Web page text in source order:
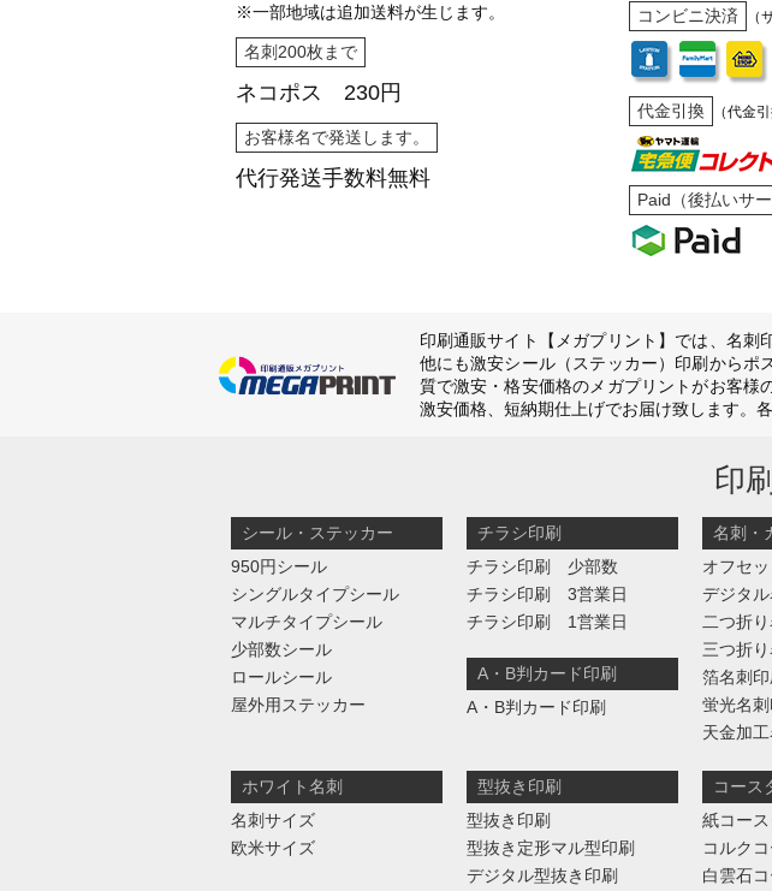
※一部地域は追加送料が生じます。
名刺200枚まで
ネコポス 230円
お客様名で発送します。
代行発送手数料無料
コンビニ決済 （
代金引換 （代金
Paid（後払いサー
印刷通販サイト【メガプリント】では、名刺
他にも激安シール（ステッカー）印刷からポ
質で激安・格安価格のメガプリントがお客様
激安価格、短納期仕上げでお届け致します。
印
シール・ステッカー
950円シール
シングルタイプシール
マルチタイプシール
少部数シール
ロールシール
屋外用ステッカー
チラシ印刷
チラシ印刷 少部数
チラシ印刷 3営業日
チラシ印刷 1営業日
A・B判カード印刷
A・B判カード印刷
名刺・
オフセッ
デジタル
二つ折り
三つ折り
箔名刺印
蛍光名刺
天金加
ホワイト名刺
名刺サイズ
欧米サイズ
型抜き印刷
型抜き印刷
型抜き定形マル型印刷
デジタル型抜き印刷
コース
紙コー
コルク
白雲石